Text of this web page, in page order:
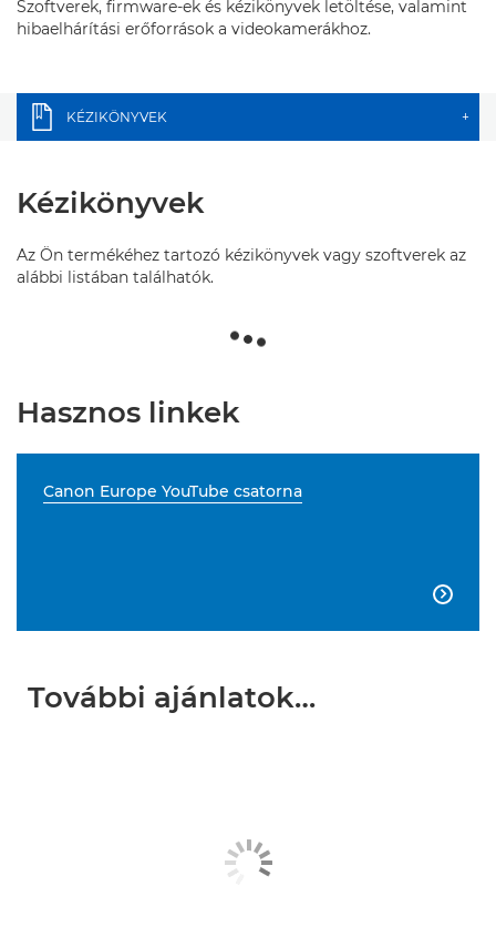
Szoftverek, firmware-ek és kézikönyvek letöltése, valamint
hibaelhárítási erőforrások a videokamerákhoz.
KÉZIKÖNYVEK +
Kézikönyvek
Az Ön termékéhez tartozó kézikönyvek vagy szoftverek az
alábbi listában találhatók.
Hasznos linkek
Canon Europe YouTube csatorna

További ajánlatok…